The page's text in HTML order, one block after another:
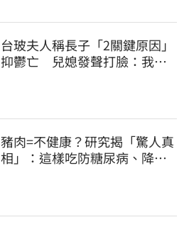
台玻夫人稱長子「2關鍵原因」
抑鬱亡 兒媳發聲打臉：我從
豬肉=不健康？研究揭「驚人真
相」：這樣吃防糖尿病、降膽